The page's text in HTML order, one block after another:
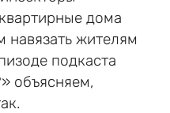
дома
навязать жителям
подкаста
объясняем,